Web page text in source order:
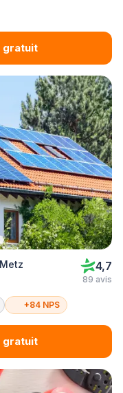
gratuit
4,7
89 avis
+84 NPS
gratuit